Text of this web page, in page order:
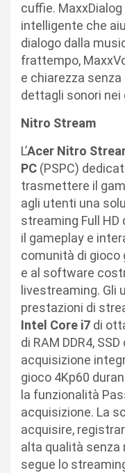
cuffie.
intelligente che
dialogo dalla
frattempo,
e chiarezza
dettagli sonori nei
Nitro Stream
L’Acer Nitro
PC (PSPC)
trasmettere il
agli utenti una
streaming Full HD
il gameplay e
comunità di gioco
e al software
livestreaming.
prestazioni di
Intel Core i7 di
di RAM DDR4,
acquisizione
gioco 4Kp60
la funzionalità
acquisizione. La
acquisire,
alta qualità senza
segue lo